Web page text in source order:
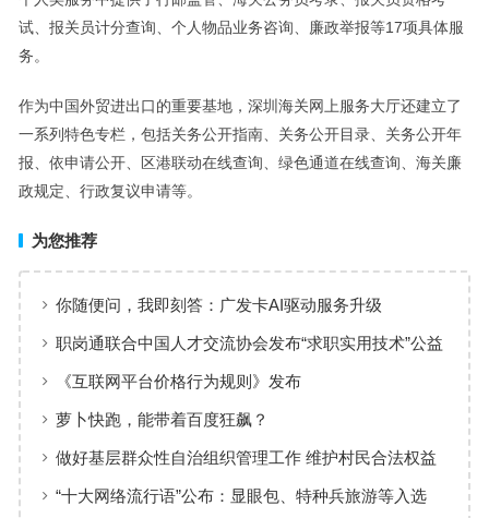
试、报关员计分查询、个人物品业务咨询、廉政举报等17项具体服
务。
作为中国外贸进出口的重要基地，深圳海关网上服务大厅还建立了
一系列特色专栏，包括关务公开指南、关务公开目录、关务公开年
报、依申请公开、区港联动在线查询、绿色通道在线查询、海关廉
政规定、行政复议申请等。
为您推荐
你随便问，我即刻答：广发卡AI驱动服务升级
职岗通联合中国人才交流协会发布“求职实用技术”公益
课程 服务国家高质量就业战略
《互联网平台价格行为规则》发布
萝卜快跑，能带着百度狂飙？
做好基层群众性自治组织管理工作 维护村民合法权益
“十大网络流行语”公布：显眼包、特种兵旅游等入选